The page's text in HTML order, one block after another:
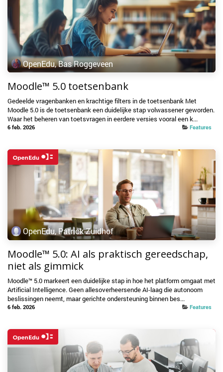
OpenEdu, Bas Roggeveen
Moodle™ 5.0 toetsenbank
Gedeelde vragenbanken en krachtige filters in de toetsenbank Met
Moodle 5.0 is de toetsenbank een duidelijke stap volwassener geworden.
Waar het beheren van toetsvragen in eerdere versies vooral een k...
6 feb. 2026 Features
OpenEdu, Patrick Zuidhof
Moodle™ 5.0: AI als praktisch gereedschap,
niet als gimmick
Moodle™ 5.0 markeert een duidelijke stap in hoe het platform omgaat met
Artificial Intelligence. Geen allesoverheersende AI-laag die autonoom
beslissingen neemt, maar gerichte ondersteuning binnen bes...
6 feb. 2026 Features